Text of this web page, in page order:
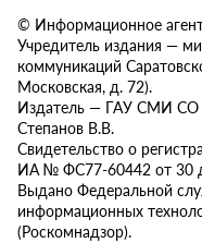
© Информационное
Учредитель издания —
коммуникаций
Московская, д. 72).
Издатель — ГАУ СМИ СО
Степанов В.В.
Свидетельство о
ИА № ФС77-60442 от 30
Выдано Федеральной
информационных
(Роскомнадзор).